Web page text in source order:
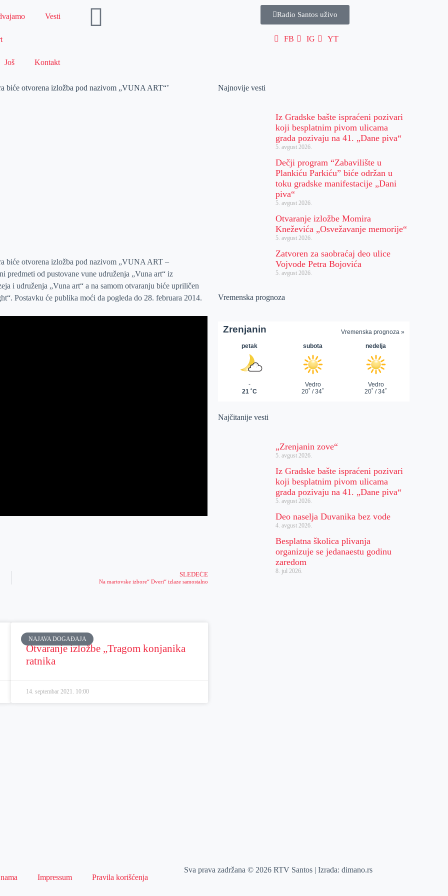
Vesti
Još Kontakt
Radio Santos uživo
FB IG YT
biće otvorena izložba pod nazivom „VUNA ART“’
biće otvorena izložba pod nazivom „VUNA ART –
predmeti od pustovane vune udruženja „Vuna art“ iz
i udruženja „Vuna art“ a na samom otvaranju biće upriličen
Postavku će publika moći da pogleda do 28. februara 2014.
SLEDEĆE
Na martovske izbore“ Dveri“ izlaze samostalno
NAJAVA DOGAĐAJA
Otvaranje izložbe „Tragom konjanika
ratnika
14. septembar 2021. 10:00
Najnovije vesti
Iz Gradske bašte ispraćeni pozivari
koji besplatnim pivom ulicama
grada pozivaju na 41. „Dane piva“
5. avgust 2026.
Dečji program “Zabavilište u
Plankiću Parkiću” biće održan u
toku gradske manifestacije „Dani
piva“
5. avgust 2026.
Otvaranje izložbe Momira
Kneževića „Osvežavanje memorije“
5. avgust 2026.
Zatvoren za saobraćaj deo ulice
Vojvode Petra Bojovića
5. avgust 2026.
Vremenska prognoza
Najčitanije vesti
„Zrenjanin zove“
5. avgust 2026.
Iz Gradske bašte ispraćeni pozivari
koji besplatnim pivom ulicama
grada pozivaju na 41. „Dane piva“
5. avgust 2026.
Deo naselja Duvanika bez vode
4. avgust 2026.
Besplatna školica plivanja
organizuje se jedanaestu godinu
zaredom
8. jul 2026.
Impressum Pravila korišćenja
Sva prava zadržana © 2026 RTV Santos | Izrada:dimano.rs